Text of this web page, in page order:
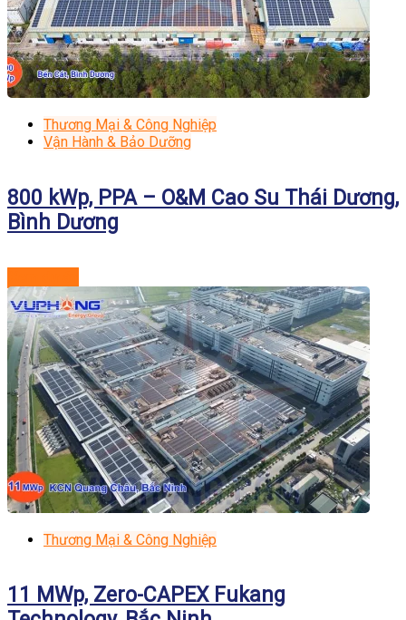
Thương Mại & Công Nghiệp
Vận Hành & Bảo Dưỡng
800 kWp, PPA – O&M Cao Su Thái Dương,
Bình Dương
Thương Mại & Công Nghiệp
11 MWp, Zero-CAPEX Fukang